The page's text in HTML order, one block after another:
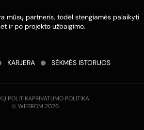
mūsų partneris, todėl stengiamės palaikyti
ir po projekto užbaigimo.
KARJERA SĖKMĖS ISTORIJOS
© WEBROM 2026
POLITIKAPRIVATUMO POLITIKA